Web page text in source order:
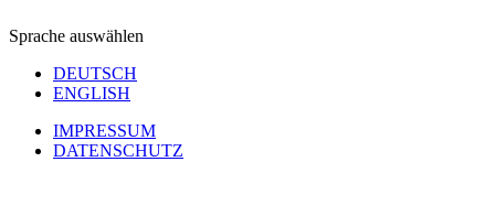
Sprache auswählen
DEUTSCH
ENGLISH
IMPRESSUM
DATENSCHUTZ